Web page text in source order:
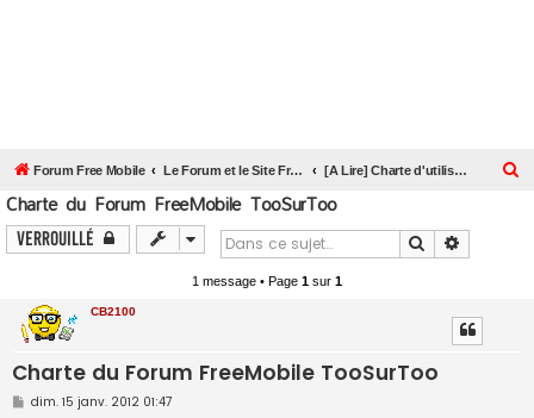
Forum Free Mobile Le Forum et le Site Free Mobile par TooSurToo [A Lire] Charte d'utilisation du Forum FreeMobile TooSurToo
Charte du Forum FreeMobile TooSurToo
Verrouillé Rechercher
1 message • Page 1 sur 1
CB2100
Charte du Forum FreeMobile TooSurToo
M
dim. 15 janv. 2012 01:47